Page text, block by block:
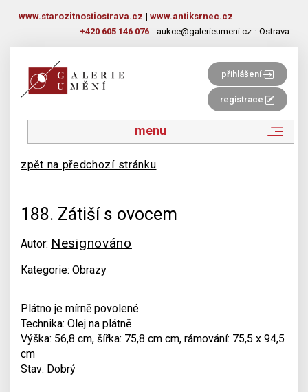
www.starozitnostiostrava.cz | www.antiksrnec.cz
+420 605 146 076 · aukce@galerieumeni.cz · Ostrava
přihlášení
registrace
menu
zpět na předchozí stránku
188. Zátiší s ovocem
Autor: Nesignováno
Kategorie: Obrazy
Plátno je mírně povolené
Technika: Olej na plátně
Výška: 56,8 cm, šířka: 75,8 cm cm, rámování: 75,5 x 94,5
cm
Stav: Dobrý